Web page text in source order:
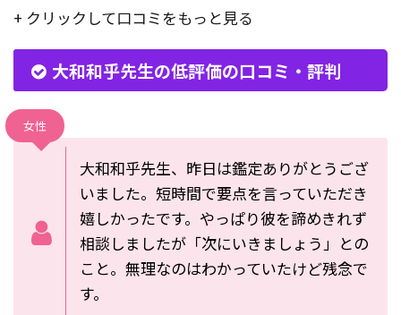
+ クリックして口コミをもっと見る
大和和乎先生の低評価の口コミ・評判
女性
大和和乎先生、昨日は鑑定ありがとうござ
いました。短時間で要点を言っていただき
嬉しかったです。やっぱり彼を諦めきれず
相談しましたが「次にいきましょう」との
こと。無理なのはわかっていたけど残念で
す。